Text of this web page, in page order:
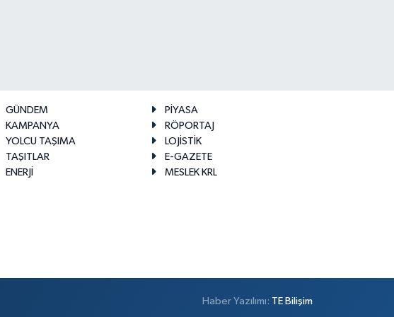
GÜNDEM
PİYASA
KAMPANYA
RÖPORTAJ
YOLCU TAŞIMA
LOJİSTİK
TAŞITLAR
E-GAZETE
ENERJİ
MESLEK KRL
Haber Yazılımı: TE Bilişim